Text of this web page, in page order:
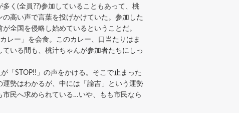
く(全員??)参加していることもあって、桃
高い声で言葉を投げかけていた。参加した
全国を侵略し始めているということだ。
レー」を会食。このカレー、口当たりはま
いる間も、桃汁ちゃんが参加者たちにしっ
「STOP!!」の声をかける。そこで止まった
勢はわかるが、中には「諭吉」という運勢
民へ求められている…いや、もも市民なら